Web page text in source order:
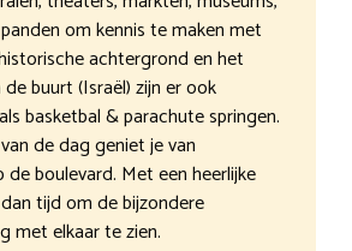
om kennis te maken met
achtergrond en het
buurt (Israël) zijn er ook
basketbal & parachute springen.
de dag geniet je van
de boulevard. Met een heerlijke
tijd om de bijzondere
met elkaar te zien.